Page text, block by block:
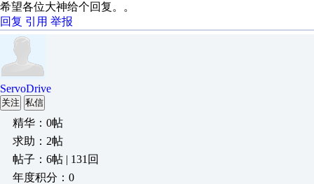
希望各位大神给个回复。。
回复 引用 举报
ServoDrive
关注 私信
精华：0帖
求助：2帖
帖子：6帖 | 131回
年度积分：0